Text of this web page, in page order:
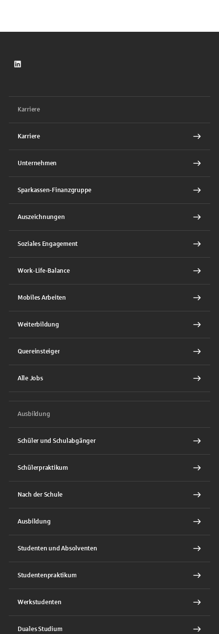
LinkedIn
Karriere
Karriere
Unternehmen
Sparkassen-Finanzgruppe
Auszeichnungen
Soziales Engagement
Work-Life-Balance
Mobiles Arbeiten
Weiterbildung
Quereinsteiger
Alle Jobs
Ausbildung
Schüler und Schulabgänger
Schülerpraktikum
Nach der Schule
Ausbildung
Studenten und Absolventen
Studentenpraktikum
Werkstudenten
Duales Studium